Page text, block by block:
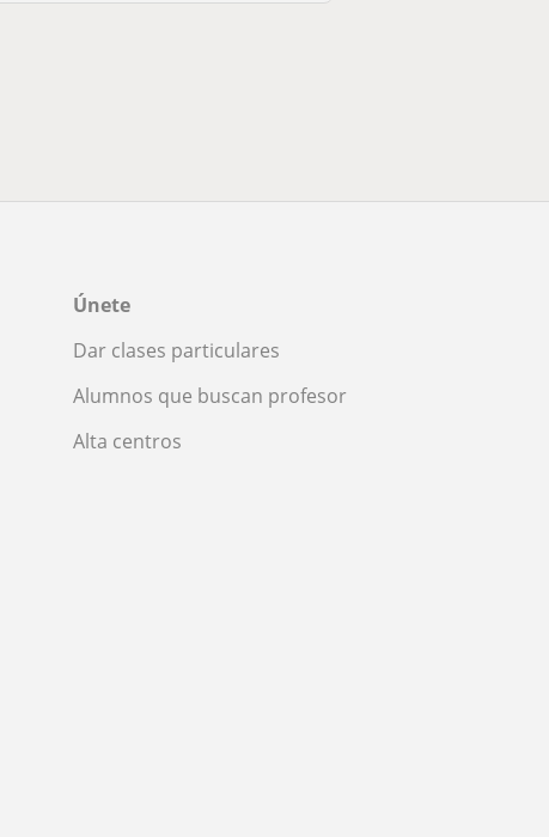
Únete
Dar clases particulares
Alumnos que buscan profesor
Alta centros